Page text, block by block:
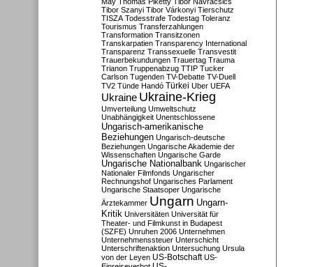
Tibor Szanyi Tibor Várkonyi Tierschutz
TISZA Todesstrafe Todestag Toleranz
Tourismus Transferzahlungen
Transformation Transitzonen
Transkarpatien Transparency International
Transparenz Transsexuelle Transvestit
Trauerbekundungen Trauertag Trauma
Trianon Truppenabzug TTIP Tucker
Carlson Tugenden TV-Debatte TV-Duell
TV2 Tünde Handó Türkei Uber UEFA
Ukraine Ukraine-Krieg
Umverteilung Umweltschutz
Unabhängigkeit Unentschlossene
Ungarisch-amerikanische
Beziehungen Ungarisch-deutsche
Beziehungen Ungarische Akademie der
Wissenschaften Ungarische Garde
Ungarische Nationalbank Ungarischer
Nationaler Filmfonds Ungarischer
Rechnungshof Ungarisches Parlament
Ungarische Staatsoper Ungarische
Ärztekammer Ungarn Ungarn-
Kritik Universitäten Universität für
Theater- und Filmkunst in Budapest
(SZFE) Unruhen 2006 Unternehmen
Unternehmenssteuer Unterschicht
Unterschriftenaktion Untersuchung Ursula
von der Leyen US-Botschaft US-